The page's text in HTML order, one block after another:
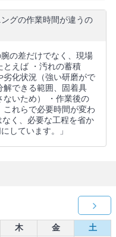
グの作業時間が違うの
の差だけでなく、現場
とえば ・汚れの蓄積
劣化状況（強い研磨がで
解できる範囲、固着具
ないため） ・作業後の
れらで必要時間が変わ
なく、必要な工程を省か
しています。」
木 金
土